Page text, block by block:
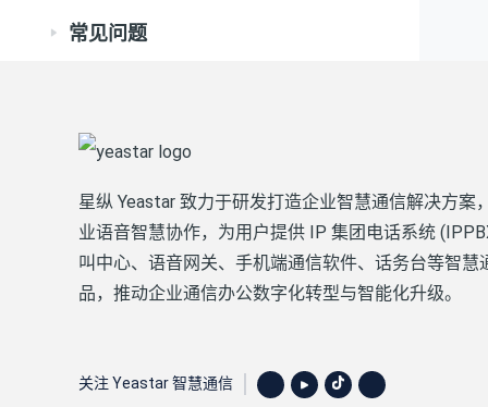
常见问题
星纵 Yeastar 致力于研发打造企业智慧通信解决方案
业语音智慧协作，为用户提供 IP 集团电话系统
叫中心、语音网关、手机端通信软件、话务台等智慧
品，推动企业通信办公数字化转型与智能化升级。
关注 Yeastar 智慧通信